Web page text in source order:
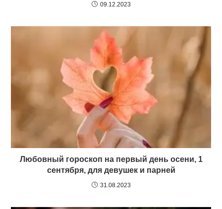
09.12.2023
Любовный гороскоп на первый день осени, 1
сентября, для девушек и парней
31.08.2023